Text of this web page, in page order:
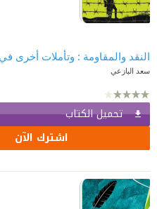
النقد والمقاومة : وتأملات أخرى
سعد البازعي
تحميل الكتاب
اشترك الآن